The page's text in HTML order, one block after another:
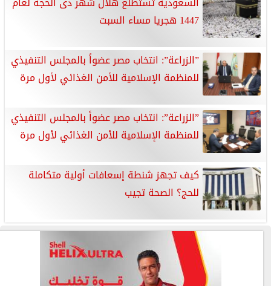
1447 هجريا مساء السبت
”الزراعة”: انتخاب مصر عضواً بالمجلس التنفيذي
للمنظمة الإسلامية للأمن الغذائي لأول مرة
”الزراعة”: انتخاب مصر عضواً بالمجلس التنفيذي
للمنظمة الإسلامية للأمن الغذائي لأول مرة
كيف تجهز شنطة إسعافات أولية متكاملة
للحج؟ الصحة تجيب